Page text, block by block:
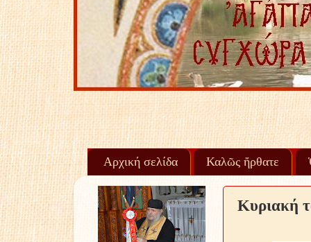
Αρχική σελίδα Καλῶς ἤρθατε
Κυριακή